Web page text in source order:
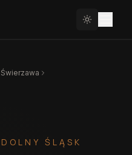
Świerzawa
DOLNY ŚLĄSK